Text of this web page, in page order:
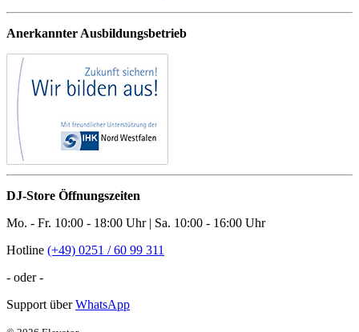
Anerkannter Ausbildungsbetrieb
DJ-Store Öffnungszeiten
Mo. - Fr. 10:00 - 18:00 Uhr | Sa. 10:00 - 16:00 Uhr
Hotline (+49) 0251 / 60 99 311
- oder -
Support überWhatsApp